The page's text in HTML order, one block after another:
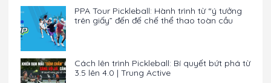
PPA Tour Pickleball: Hành trình từ “ý tưởng
trên giấy” đến đế chế thể thao toàn cầu
Cách lên trình Pickleball: Bí quyết bứt phá từ
3.5 lên 4.0 | Trung Active